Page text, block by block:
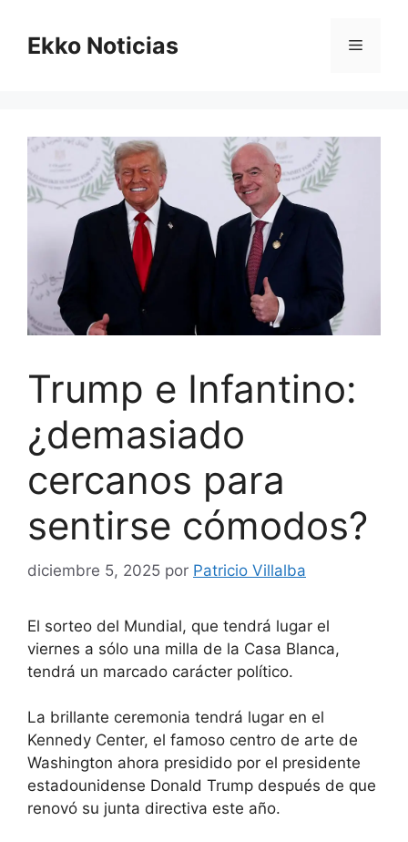
contenido
Ekko Noticias Menú
Trump e Infantino:
¿demasiado
cercanos para
sentirse cómodos?
diciembre 5, 2025 por Patricio Villalba
El sorteo del Mundial, que tendrá lugar el
viernes a sólo una milla de la Casa Blanca,
tendrá un marcado carácter político.
La brillante ceremonia tendrá lugar en el
Kennedy Center, el famoso centro de arte de
Washington ahora presidido por el presidente
estadounidense Donald Trump después de que
renovó su junta directiva este año.